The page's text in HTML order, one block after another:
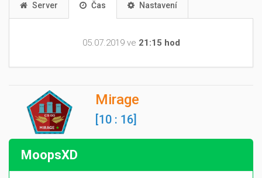
Server Čas Nastavení
05.07.2019 ve 21:15 hod
Mirage
[10 : 16]
MoopsXD